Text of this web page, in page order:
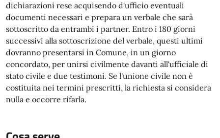
dichiarazioni rese acquisendo d'ufficio eventuali
documenti necessari e prepara un verbale che sarà
sottoscritto da entrambi i partner. Entro i 180 giorni
successivi alla sottoscrizione del verbale, questi ultimi
dovranno presentarsi in Comune, in un giorno
concordato, per unirsi civilmente davanti all'ufficiale di
stato civile e due testimoni. Se l'unione civile non è
costituita nei termini prescritti, la richiesta si considera
nulla e occorre rifarla.